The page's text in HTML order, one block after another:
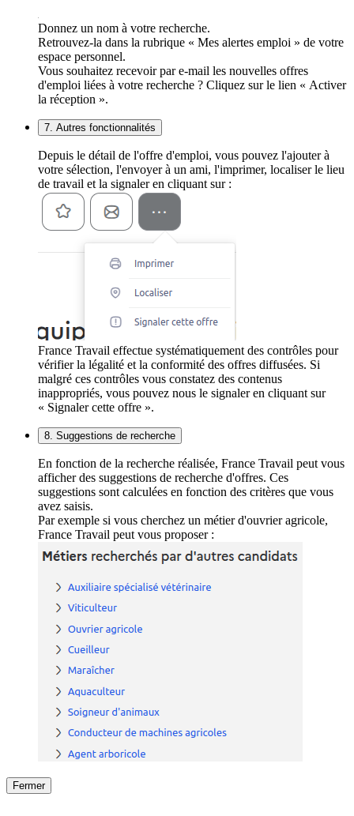
Donnez un nom à votre recherche.
Retrouvez-la dans la rubrique « Mes alertes emploi » de votre
espace personnel.
Vous souhaitez recevoir par e-mail les nouvelles offres
d'emploi liées à votre recherche ? Cliquez sur le lien « Activer
la réception ».
7. Autres fonctionnalités
Depuis le détail de l'offre d'emploi, vous pouvez l'ajouter à
votre sélection, l'envoyer à un ami, l'imprimer, localiser le lieu
de travail et la signaler en cliquant sur :
France Travail effectue systématiquement des contrôles pour
vérifier la légalité et la conformité des offres diffusées. Si
malgré ces contrôles vous constatez des contenus
inappropriés, vous pouvez nous le signaler en cliquant sur
« Signaler cette offre ».
8. Suggestions de recherche
En fonction de la recherche réalisée, France Travail peut vous
afficher des suggestions de recherche d'offres. Ces
suggestions sont calculées en fonction des critères que vous
avez saisis.
Par exemple si vous cherchez un métier d'ouvrier agricole,
France Travail peut vous proposer :
Fermer